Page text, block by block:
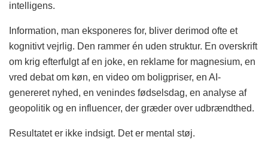
intelligens.
Information, man eksponeres for, bliver derimod ofte et
kognitivt vejrlig. Den rammer én uden struktur. En overskrift
om krig efterfulgt af en joke, en reklame for magnesium, en
vred debat om køn, en video om boligpriser, en AI-
genereret nyhed, en venindes fødselsdag, en analyse af
geopolitik og en influencer, der græder over udbrændthed.
Resultatet er ikke indsigt. Det er mental støj.